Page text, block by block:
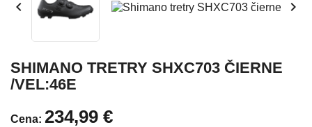
 
SHIMANO TRETRY SHXC703 ČIERNE
/VEL:46E
Cena: 234,99 €